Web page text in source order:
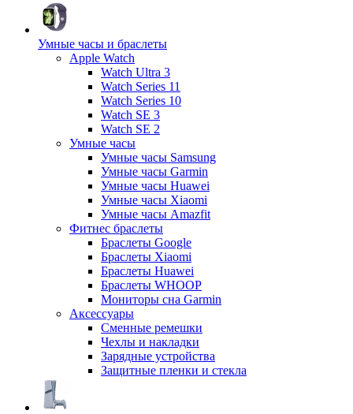
Умные часы и браслеты
Apple Watch
Watch Ultra 3
Watch Series 11
Watch Series 10
Watch SE 3
Watch SE 2
Умные часы
Умные часы Samsung
Умные часы Garmin
Умные часы Huawei
Умные часы Xiaomi
Умные часы Amazfit
Фитнес браслеты
Браслеты Google
Браслеты Xiaomi
Браслеты Huawei
Браслеты WHOOP
Мониторы сна Garmin
Аксессуары
Сменные ремешки
Чехлы и накладки
Зарядные устройства
Защитные пленки и стекла